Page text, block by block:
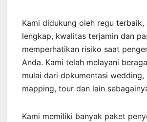
Kami didukung oleh regu terbaik,
lengkap, kwalitas terjamin dan
memperhatikan risiko saat
Anda. Kami telah melayani
mulai dari dokumentasi wedding,
mapping, tour dan lain
Kami memiliki banyak paket